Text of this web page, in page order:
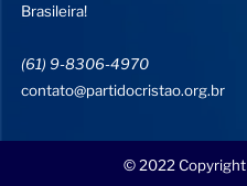
Brasileira!
(61) 9-8306-4970
contato@partidocristao.org.br
© 2022 Copyright